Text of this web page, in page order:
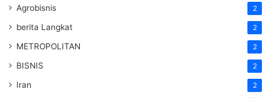
Agrobisnis 2
berita Langkat 2
METROPOLITAN 2
BISNIS 2
Iran 2